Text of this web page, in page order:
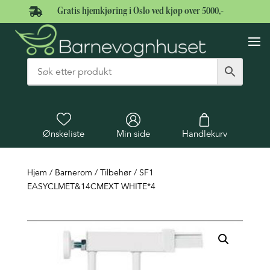
 Gratis hjemkjøring i Oslo ved kjøp over 5000,-
Ønskeliste Min side Handlekurv
Hjem / Barnerom / Tilbehør/ SF1
EASYCLMET&14CMEXT WHITE*4